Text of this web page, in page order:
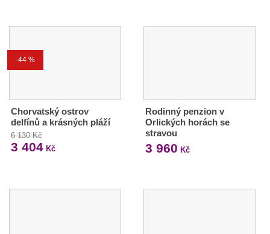
-44 %
Chorvatský ostrov
delfínů a krásných pláží
6 130 Kč
3 404 Kč
Rodinný penzion v
Orlických horách se
stravou
3 960 Kč